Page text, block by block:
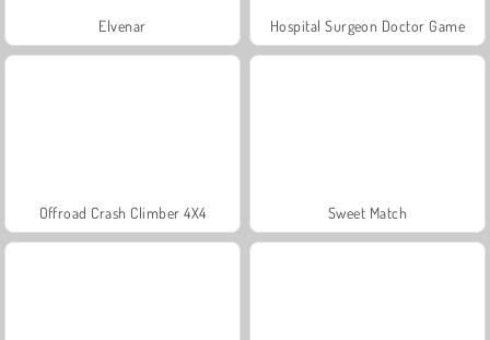
Elvenar Hospital Surgeon Doctor Game
Offroad Crash Climber 4X4 Sweet Match